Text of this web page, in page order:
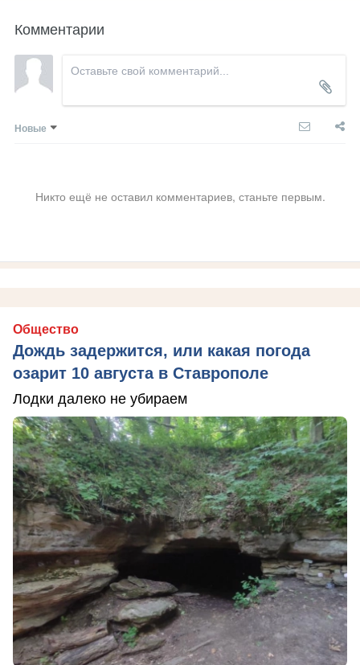
Комментарии
Новые
Никто ещё не оставил комментариев, станьте первым.
Общество
Дождь задержится, или какая погода
озарит 10 августа в Ставрополе
Лодки далеко не убираем